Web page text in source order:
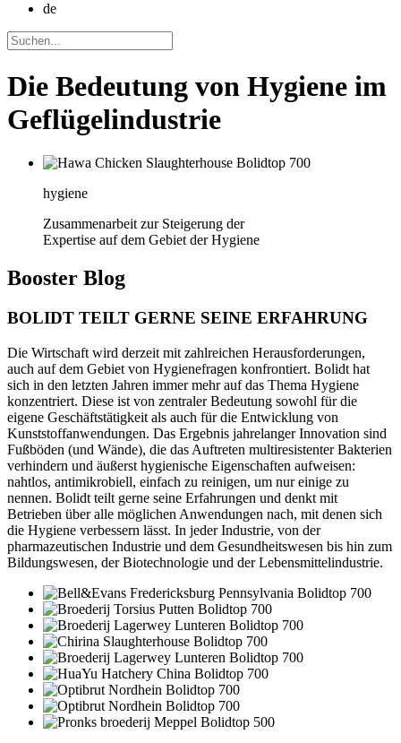
de
Die Bedeutung von Hygiene im
Geflügelindustrie
hygiene
Zusammenarbeit zur Steigerung der
Expertise auf dem Gebiet der Hygiene
Booster Blog
BOLIDT TEILT GERNE SEINE ERFAHRUNG
Die Wirtschaft wird derzeit mit zahlreichen Herausforderungen,
auch auf dem Gebiet von Hygienefragen konfrontiert. Bolidt hat
sich in den letzten Jahren immer mehr auf das Thema Hygiene
konzentriert. Diese ist von zentraler Bedeutung sowohl für die
eigene Geschäftstätigkeit als auch für die Entwicklung von
Kunststoffanwendungen. Das Ergebnis jahrelanger Innovation sind
Fußböden (und Wände), die das Auftreten multiresistenter Bakterien
verhindern und äußerst hygienische Eigenschaften aufweisen:
nahtlos, antimikrobiell, einfach zu reinigen, um nur einige zu
nennen. Bolidt teilt gerne seine Erfahrungen und denkt mit
Betrieben über alle möglichen Anwendungen nach, mit denen sich
die Hygiene verbessern lässt. In jeder Industrie, von der
pharmazeutischen Industrie und dem Gesundheitswesen bis hin zum
Bildungswesen, der Biotechnologie und der Lebensmittelindustrie.